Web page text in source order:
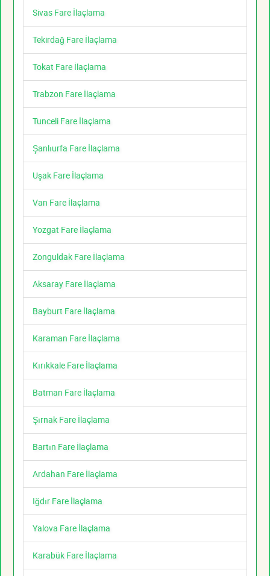
Sivas Fare İlaçlama
Tekirdağ Fare İlaçlama
Tokat Fare İlaçlama
Trabzon Fare İlaçlama
Tunceli Fare İlaçlama
Şanlıurfa Fare İlaçlama
Uşak Fare İlaçlama
Van Fare İlaçlama
Yozgat Fare İlaçlama
Zonguldak Fare İlaçlama
Aksaray Fare İlaçlama
Bayburt Fare İlaçlama
Karaman Fare İlaçlama
Kırıkkale Fare İlaçlama
Batman Fare İlaçlama
Şırnak Fare İlaçlama
Bartın Fare İlaçlama
Ardahan Fare İlaçlama
Iğdır Fare İlaçlama
Yalova Fare İlaçlama
Karabük Fare İlaçlama